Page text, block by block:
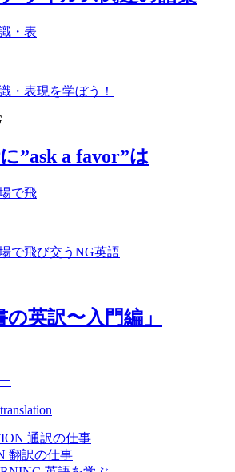
・表
・表現を学ぼう！
”ask a favor”は
で飛
で飛び交うNG英語
の英訳〜入門編」
通訳の仕事
翻訳の仕事